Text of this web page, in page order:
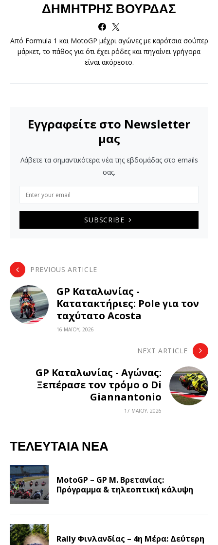
ΔΗΜΉΤΡΗΣ ΒΟΎΡΔΑΣ
Από Formula 1 και MotoGP μέχρι αγώνες με καρότσια σούπερ
μάρκετ, το πάθος για ότι έχει ρόδες και πηγαίνει γρήγορα
είναι ακόρεστο.
Εγγραφείτε στο Newsletter
μας
Λάβετε τα σημαντικότερα νέα της εβδομάδας στο emails
σας.
SUBSCRIBE
PREVIOUS ARTICLE
GP Καταλωνίας -
Κατατακτήριες: Pole για τον
ταχύτατο Acosta
16 ΜΑΪ́ΟΥ, 2026
NEXT ARTICLE
GP Καταλωνίας - Αγώνας:
Ξεπέρασε τον τρόμο ο Di
Giannantonio
17 ΜΑΪ́ΟΥ, 2026
ΤΕΛΕΥΤΑΊΑ ΝΈΑ
MotoGP – GP Μ. Βρετανίας:
Πρόγραμμα & τηλεοπτική κάλυψη
Rally Φινλανδίας – 4η Μέρα: Δεύτερη